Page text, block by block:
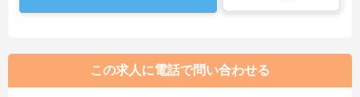
この求人に電話で問い合わせる